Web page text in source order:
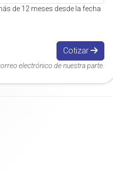
de 12 meses desde la fecha
Cotizar
electrónico de nuestra parte.